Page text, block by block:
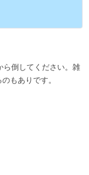
ら倒してください。雑
もありです。